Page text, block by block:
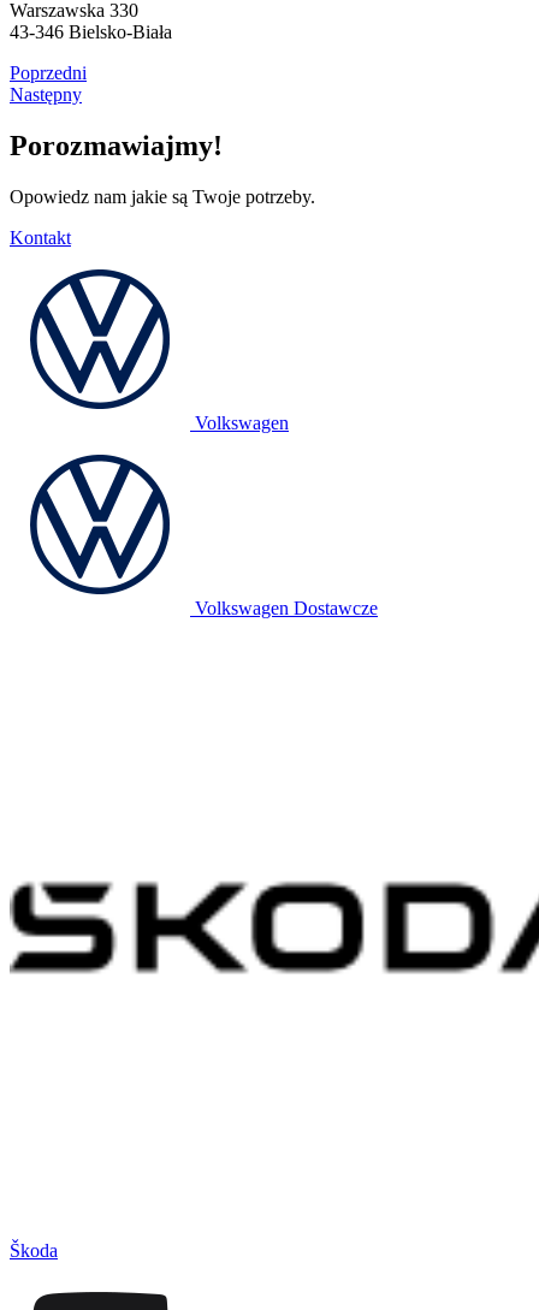
Warszawska 330
43-346 Bielsko-Biała
Poprzedni
Następny
Porozmawiajmy!
Opowiedz nam jakie są Twoje potrzeby.
Kontakt
Volkswagen
Volkswagen Dostawcze
Škoda